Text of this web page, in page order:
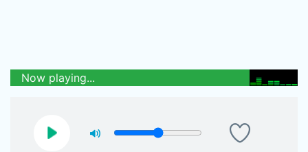
Now playing...